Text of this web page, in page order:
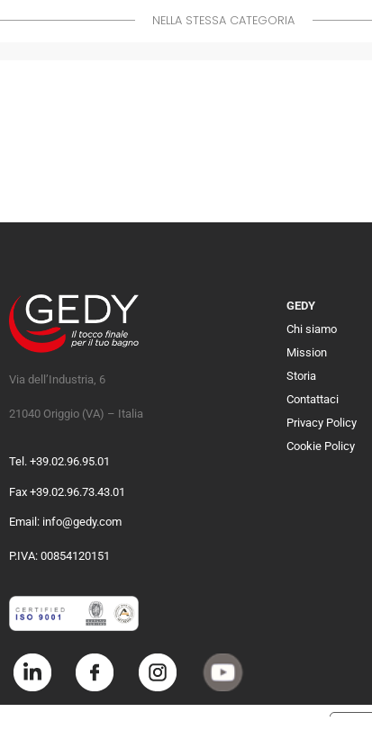
NELLA STESSA CATEGORIA
Via dell’Industria, 6
21040 Origgio (VA) – Italia
Tel. +39.02.96.95.01
Fax +39.02.96.73.43.01
Email: info@gedy.com
P.IVA: 00854120151
GEDY
Chi siamo
Mission
Storia
Contattaci
Privacy Policy
Cookie Policy